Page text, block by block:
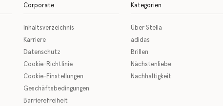
Corporate
Inhaltsverzeichnis
Karriere
Datenschutz
Cookie-Richtlinie
Cookie-Einstellungen
Geschäftsbedingungen
Barrierefreiheit
Kategorien
Über Stella
adidas
Brillen
Nächstenliebe
Nachhaltigkeit